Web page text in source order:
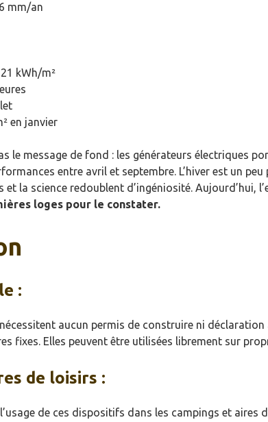
mm/an
kWh/m²
en janvier
le message de fond : les générateurs électriques
entre avril et septembre. L’hiver est un
la science redoublent d’ingéniosité. Aujourd’hui,
loges pour le constater.
:
aucun permis de construire ni
fixes. Elles peuvent être utilisées librement sur
de loisirs :
de ces dispositifs dans les campings et aires